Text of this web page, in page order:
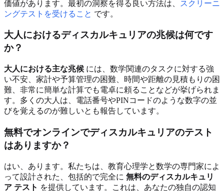
価値があります。最初の洞察を得る良い方法は、
スクリーニ
ングテストを受けること です。
大人におけるディスカルキュリアの兆候は何です
か？
大人における主な兆候 には、数学関連のタスクに対する強
い不安、家計や予算管理の困難、時間や距離の見積もりの困
難、非常に簡単な計算でも電卓に頼ることなどが挙げられま
す。多くの大人は、電話番号やPINコードのような数字の並
びを覚えるのが難しいとも報告しています。
無料でオンラインでディスカルキュリアのテスト
はありますか？
はい、あります。私たちは、教育心理学と数学の専門家によ
って設計された、包括的で完全に 無料のディスカルキュリ
ア テスト を提供しています。これは、あなたの独自の認知